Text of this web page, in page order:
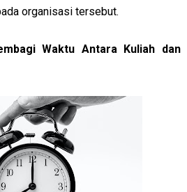
organisasi tersebut.
Waktu Antara Kuliah dan